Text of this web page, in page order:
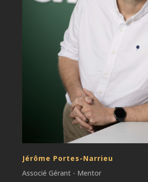
Jérôme Portes-Narrieu
Associé Gérant - Mentor